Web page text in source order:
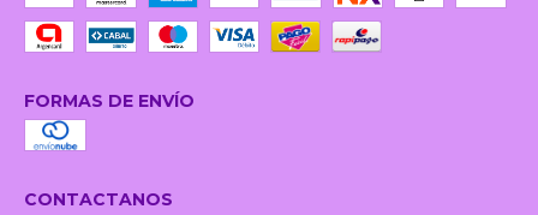
FORMAS DE ENVÍO
CONTACTANOS